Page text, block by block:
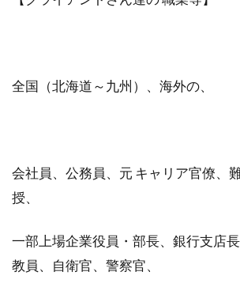
全国（北海道～九州）、海外の、
会社員、公務員、元 キャリア官僚、
授、
一部上場企業役員・部長、銀行支店
教員、自衛官、警察官、